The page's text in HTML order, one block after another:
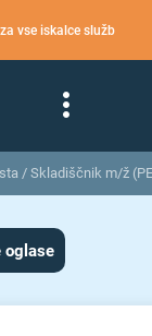
za vse iskalce služb
/ Skladiščnik m/ž
oglase